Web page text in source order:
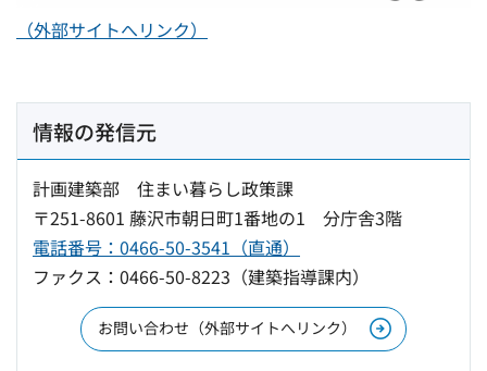
（外部サイトへリンク）
情報の発信元
計画建築部 住まい暮らし政策課
〒251-8601 藤沢市朝日町1番地の1 分庁舎3階
電話番号：0466-50-3541（直通）
ファクス：0466-50-8223（建築指導課内）
お問い合わせ（外部サイトへリンク）